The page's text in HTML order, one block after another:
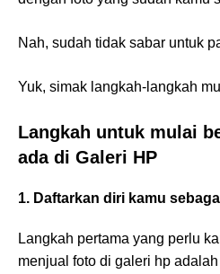
Nah, sudah tidak sabar untuk
Yuk, simak langkah-langkah
Langkah untuk mulai
ada di Galeri HP
1. Daftarkan diri kamu
Langkah pertama yang perlu
menjual foto di galeri hp